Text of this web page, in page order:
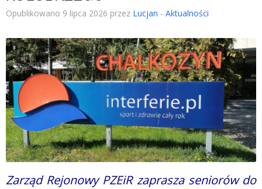
Opublikowano 9 lipca 2026 przez Lucjan - Aktualności
Zarząd Rejonowy PZEiR zaprasza seniorów do